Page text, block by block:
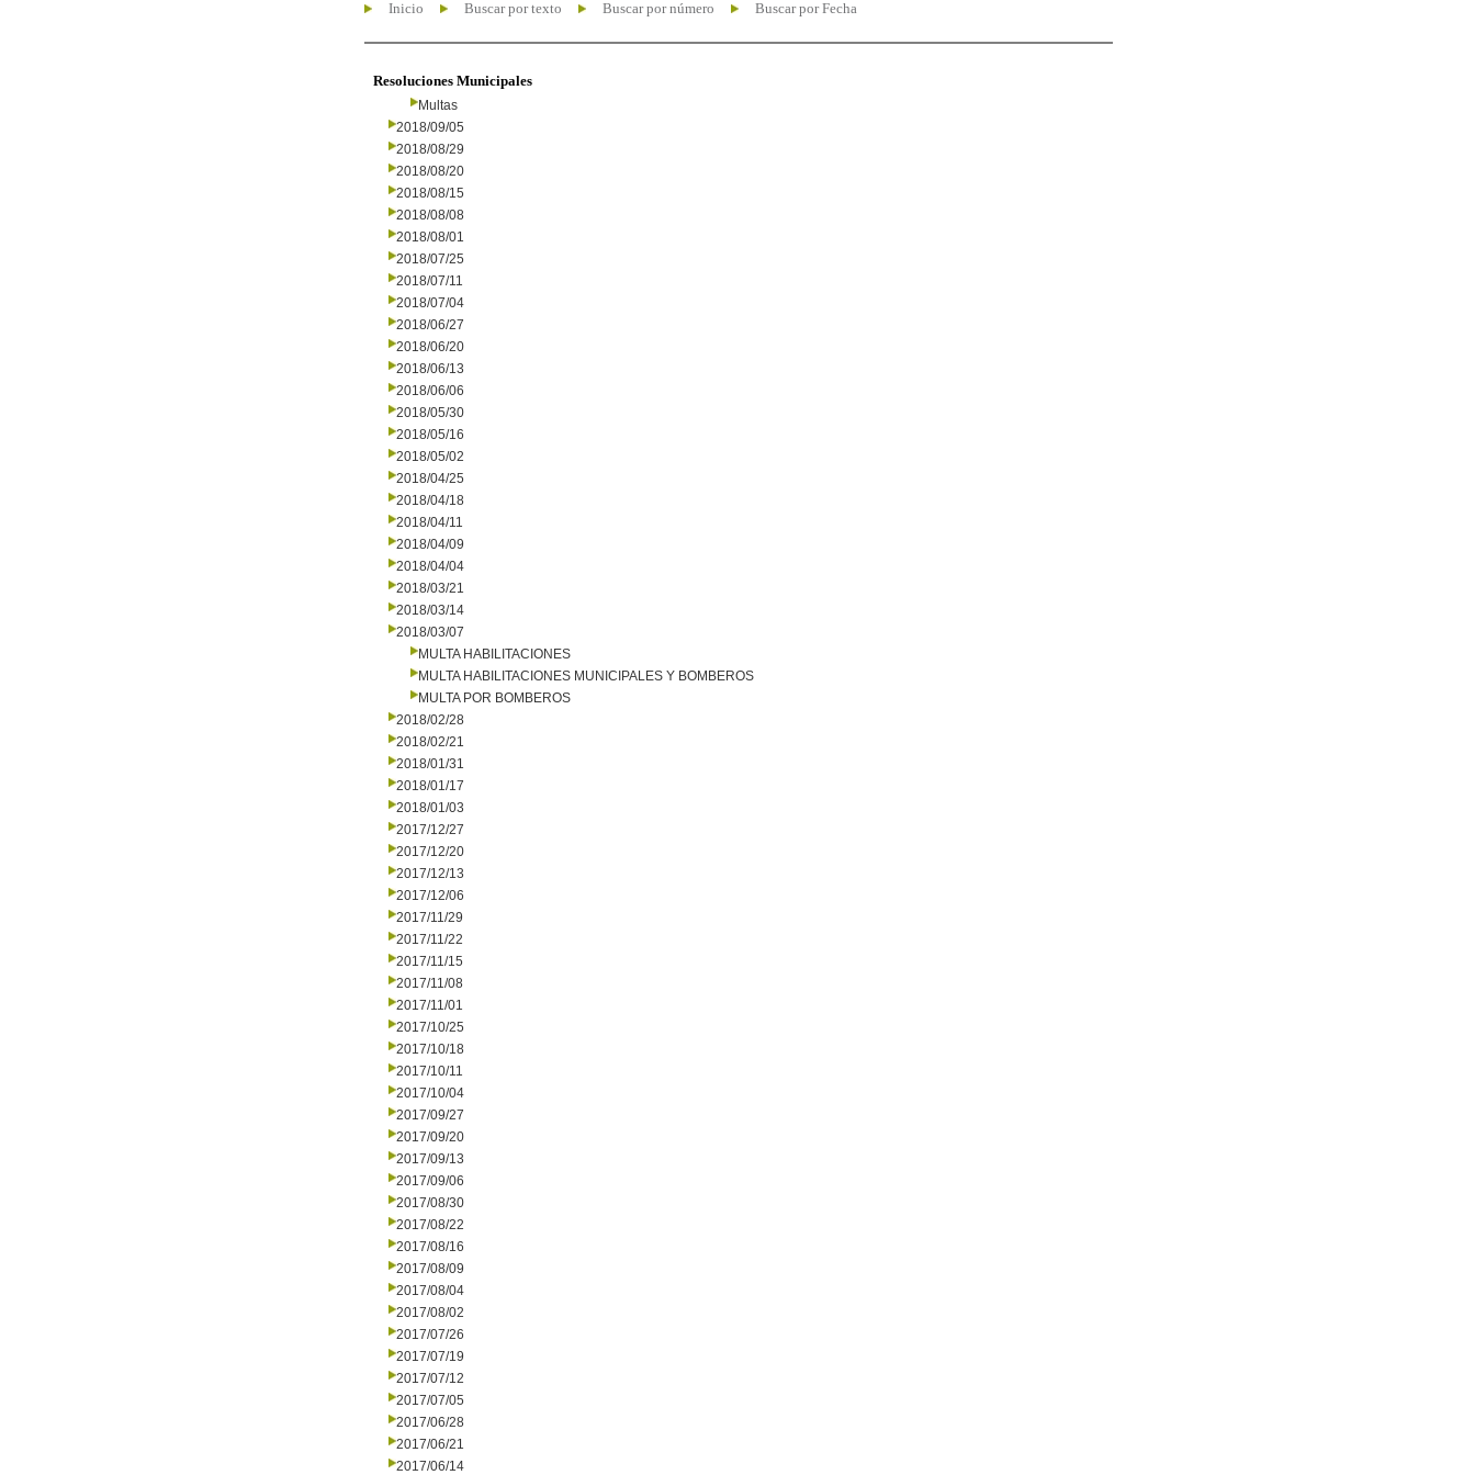
Inicio Buscar por texto Buscar por número Buscar por Fecha
Resoluciones Municipales
Multas
2018/09/05
2018/08/29
2018/08/20
2018/08/15
2018/08/08
2018/08/01
2018/07/25
2018/07/11
2018/07/04
2018/06/27
2018/06/20
2018/06/13
2018/06/06
2018/05/30
2018/05/16
2018/05/02
2018/04/25
2018/04/18
2018/04/11
2018/04/09
2018/04/04
2018/03/21
2018/03/14
2018/03/07
MULTA HABILITACIONES
MULTA HABILITACIONES MUNICIPALES Y BOMBEROS
MULTA POR BOMBEROS
2018/02/28
2018/02/21
2018/01/31
2018/01/17
2018/01/03
2017/12/27
2017/12/20
2017/12/13
2017/12/06
2017/11/29
2017/11/22
2017/11/15
2017/11/08
2017/11/01
2017/10/25
2017/10/18
2017/10/11
2017/10/04
2017/09/27
2017/09/20
2017/09/13
2017/09/06
2017/08/30
2017/08/22
2017/08/16
2017/08/09
2017/08/04
2017/08/02
2017/07/26
2017/07/19
2017/07/12
2017/07/05
2017/06/28
2017/06/21
2017/06/14